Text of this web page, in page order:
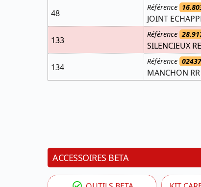
48
Référence
JOINT
133
Référence
SILENCIEUX
134
Référence
MANCHON
ACCESSOIRES BETA